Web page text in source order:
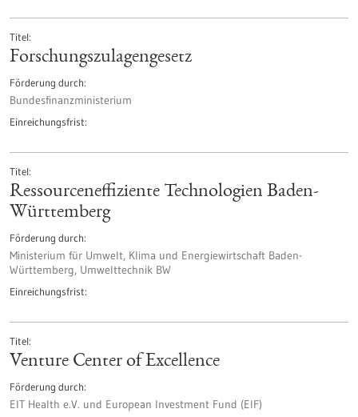
Titel
Forschungszulagengesetz
Förderung durch
Bundesfinanzministerium
Einreichungsfrist
Titel
Ressourceneffiziente Technologien Baden-
Württemberg
Förderung durch
Ministerium für Umwelt, Klima und Energiewirtschaft Baden-
Württemberg, Umwelttechnik BW
Einreichungsfrist
Titel
Venture Center of Excellence
Förderung durch
EIT Health e.V. und European Investment Fund (EIF)